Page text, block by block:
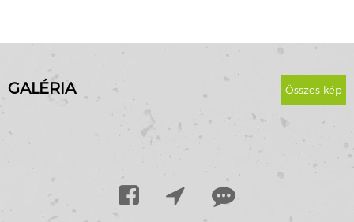
GALÉRIA Összes kép